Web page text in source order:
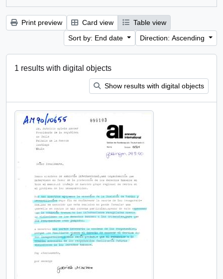
Print preview Card view
Table view
Sort by: End date
Direction: Ascending
1 results with digital objects
Show results with digital objects